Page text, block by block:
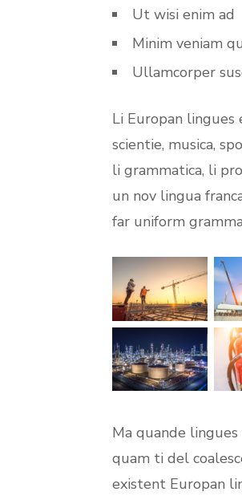
Ut wisi enim ad
Minim veniam
Ullamcorper
Li Europan lingues
scientie, musica,
li grammatica, li
un nov lingua
far uniform
Ma quande
quam ti del
existent Europan